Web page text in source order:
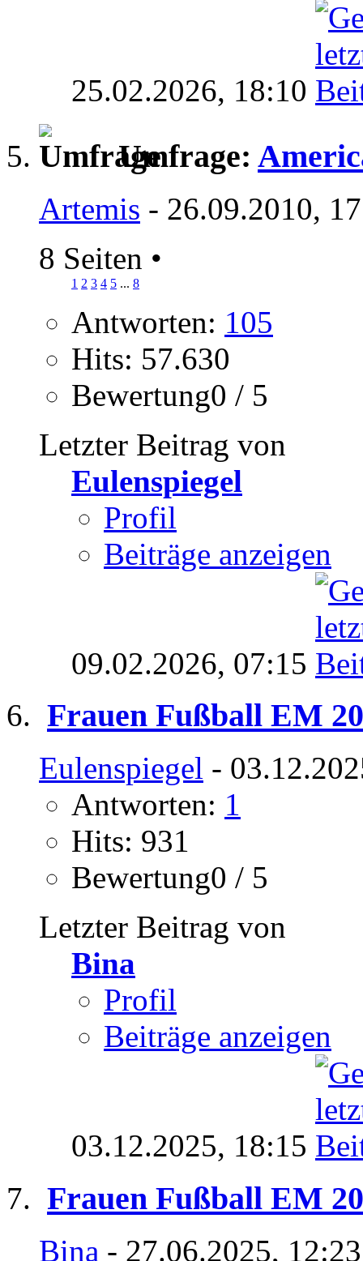
25.02.2026, 18:10
Umfrage:
Artemis - 26.09.2010,
8 Seiten •
1 2 3 4 5 ... 8
Antworten: 105
Hits: 57.630
Bewertung0 / 5
Letzter Beitrag von
Eulenspiegel
Profil
Beiträge anzeigen
09.02.2026, 07:15
Frauen Fußball EM
Eulenspiegel -
Antworten: 1
Hits: 931
Bewertung0 / 5
Letzter Beitrag von
Bina
Profil
Beiträge anzeigen
03.12.2025, 18:15
Frauen Fußball EM
Bina - 27.06.2025,